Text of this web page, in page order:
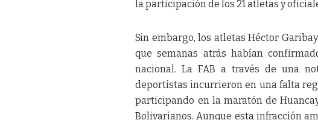
la participación de los 21 atletas y
Sin embargo, los atletas Héctor
que semanas atrás habían
nacional. La FAB a través de una
deportistas incurrieron en una falta
participando en la maratón de
Bolivarianos. Aunque esta infracción